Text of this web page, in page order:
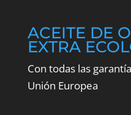
ACEITE DE
EXTRA
Con todas las
Unión Europea